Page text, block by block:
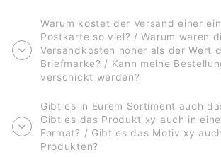
Warum kostet der Versand einer
Postkarte so viel? / Warum waren
Versandkosten höher als der Wert
Briefmarke? / Kann meine
verschickt werden?
Gibt es in Eurem Sortiment auch
Gibt es das Produkt xy auch in
Format? / Gibt es das Motiv xy
Produkten?